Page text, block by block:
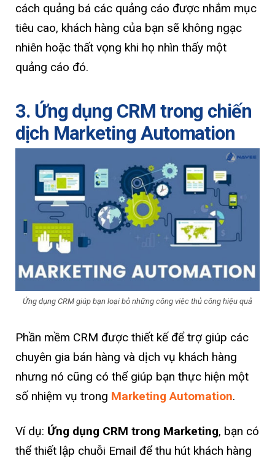
cách quảng bá các quảng cáo được nhắm mục
tiêu cao, khách hàng của bạn sẽ không ngạc
nhiên hoặc thất vọng khi họ nhìn thấy một
quảng cáo đó.
3. Ứng dụng CRM trong chiến
dịch Marketing Automation
Ứng dụng CRM giúp bạn loại bỏ những công việc thủ công hiệu quả
Phần mềm CRM được thiết kế để trợ giúp các
chuyên gia bán hàng và dịch vụ khách hàng
nhưng nó cũng có thể giúp bạn thực hiện một
số nhiệm vụ trong Marketing Automation.
Ví dụ: Ứng dụng CRM trong Marketing, bạn có
thể thiết lập chuỗi Email để thu hút khách hàng